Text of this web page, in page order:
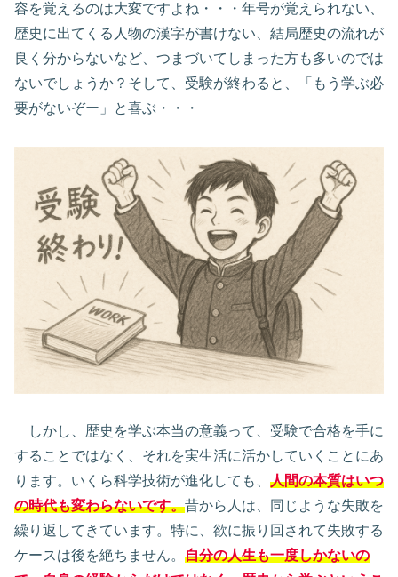
容を覚えるのは大変ですよね・・・年号が覚えられない、
歴史に出てくる人物の漢字が書けない、結局歴史の流れが
良く分からないなど、つまづいてしまった方も多いのでは
ないでしょうか？そして、受験が終わると、「もう学ぶ必
要がないぞー」と喜ぶ・・・
しかし、歴史を学ぶ本当の意義って、受験で合格を手に
することではなく、それを実生活に活かしていくことにあ
ります。いくら科学技術が進化しても、 人間の本質はいつ
の時代も変わらないです。昔から人は、同じような失敗を
繰り返してきています。特に、欲に振り回されて失敗する
ケースは後を絶ちません。 自分の人生も一度しかないの